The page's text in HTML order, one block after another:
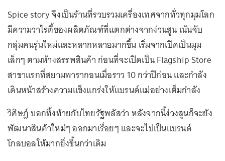
Spice story จึงเป็นร้านที่รวบรวมเครื่องเทศจากทั่วทุกมุมโลก
มีความวาไรตี้ของผลิตภัณฑ์ที่แตกต่างจากง่วนสูน เน้นจับ
กลุ่มคนรุ่นใหม่และหลากหลายมากขึ้น เริ่มจากเปิดเป็นมุม
เล็กๆ ตามห้างสรรพสินค้า ก่อนที่จะเปิดเป็น Flagship Store
สาขาแรกที่สยามพารากอนเมื่อราว 10 กว่าปีก่อน และกำลัง
เดินหน้าสร้างความแข็งแกร่งให้แบรนด์แม่อย่างเต็มกำลัง
วิศิษฎ์ บอกทิ้งท้ายกับไทยรัฐพลัสว่า หลังจากนี้ง่วงสูนก็จะยัง
พัฒนาสินค้าใหม่ๆ ออกมาเรื่อยๆ และจะไปเป็นแบรนด์
โกลบอลให้มากยิ่งขึ้นกว่าเดิม